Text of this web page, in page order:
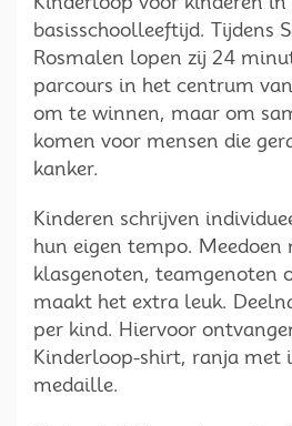
basisschoolleeftijd. Tijdens
Rosmalen lopen zij 24
parcours in het centrum
om te winnen, maar om
komen voor mensen die
kanker.
Kinderen schrijven
hun eigen tempo. Meedoen
klasgenoten, teamgenoten
maakt het extra leuk.
per kind. Hiervoor
Kinderloop-shirt, ranja met
medaille.